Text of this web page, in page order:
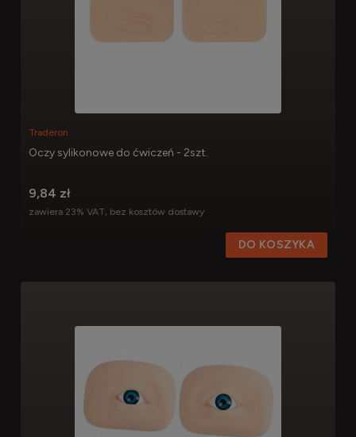
Oczy sylikonowe do ćwiczeń - 2szt.
Traderon
9,84 zł
zawiera 23% VAT, bez kosztów dostawy
DO KOSZYKA